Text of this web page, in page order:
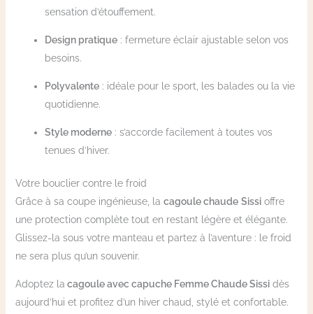
sensation d’étouffement.
Design pratique: fermeture éclair ajustable selon vos
besoins.
Polyvalente: idéale pour le sport, les balades ou la vie
quotidienne.
Style moderne: s’accorde facilement à toutes vos
tenues d’hiver.
Votre bouclier contre le froid
Grâce à sa coupe ingénieuse, la cagoule chaude Sissioffre
une protection complète tout en restant légère et élégante.
Glissez-la sous votre manteau et partez à l’aventure : le froid
ne sera plus qu’un souvenir.
Adoptez la cagoule avec capuche Femme Chaude Sissidès
aujourd’hui et profitez d’un hiver chaud, stylé et confortable.